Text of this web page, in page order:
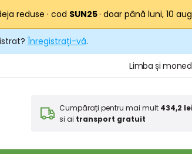
reduse · cod SUN25· doar până luni, 10
Înregistrați-vă.
Limba și
Cumpărați pentru mai mult 434,2 lei
si ai transport gratuit